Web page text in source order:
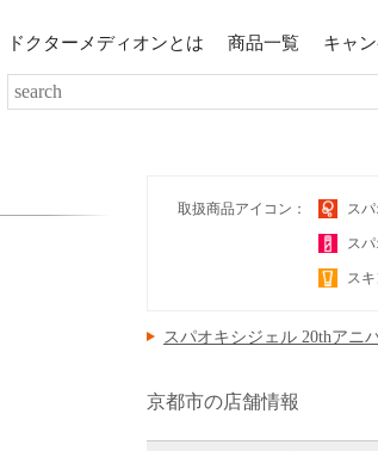
ドクターメディオンとは 商品一覧 キャ
取扱商品アイコン： ス
ス
ス
スパオキシジェル 20thアニ
京都市の店舗情報